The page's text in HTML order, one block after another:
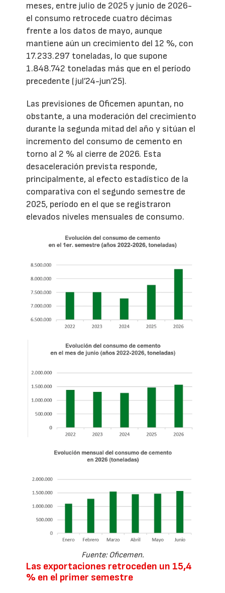
meses, entre julio de 2025 y junio de 2026-
el consumo retrocede cuatro décimas
frente a los datos de mayo, aunque
mantiene aún un crecimiento del 12 %, con
17.233.297 toneladas, lo que supone
1.848.742 toneladas más que en el período
precedente (jul’24-jun’25).
Las previsiones de Oficemen apuntan, no
obstante, a una moderación del crecimiento
durante la segunda mitad del año y sitúan el
incremento del consumo de cemento en
torno al 2 % al cierre de 2026. Esta
desaceleración prevista responde,
principalmente, al efecto estadístico de la
comparativa con el segundo semestre de
2025, período en el que se registraron
elevados niveles mensuales de consumo.
Fuente: Oficemen.
Las exportaciones retroceden un 15,4
% en el primer semestre